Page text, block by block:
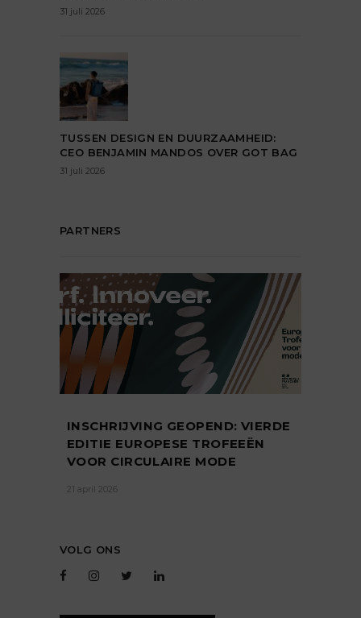
31 juli 2026
TUSSEN DESIGN EN DUURZAAMHEID:
CEO BENJAMIN MANDOS OVER GOT BAG
31 juli 2026
PARTNERS
INSCHRIJVING GEOPEND: VIERDE
EDITIE EUROPESE TROFEEËN
VOOR CIRCULAIRE MODE
21 april 2026
VOLG ONS